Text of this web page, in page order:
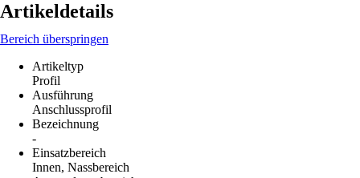
Artikeldetails
Bereich überspringen
Artikeltyp
Profil
Ausführung
Anschlussprofil
Bezeichnung
-
Einsatzbereich
Innen, Nassbereich